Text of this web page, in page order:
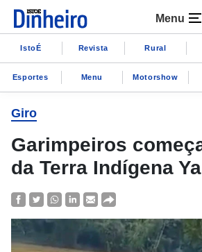
Menu
IstoÉ Revista Rural
Esportes Menu Motorshow
Giro
Garimpeiros
da Terra Indígena